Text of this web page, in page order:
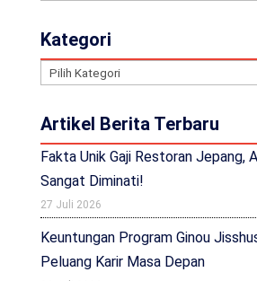
Kategori
Kategori
Artikel Berita Terbaru
Fakta Unik Gaji Restoran Jepang,
Sangat Diminati!
27 Juli 2026
Keuntungan Program Ginou
Peluang Karir Masa Depan